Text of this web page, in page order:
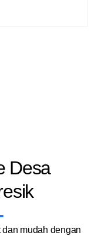
Desa
mudah dengan